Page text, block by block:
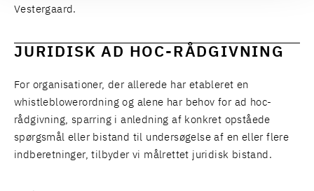
Vestergaard .
JURIDISK AD HOC-RÅDGIVNING
For organisationer, der allerede har etableret en
whistleblowerordning og alene har behov for ad hoc-
rådgivning, sparring i anledning af konkret opståede
spørgsmål eller bistand til undersøgelse af en eller flere
indberetninger, tilbyder vi målrettet juridisk bistand.